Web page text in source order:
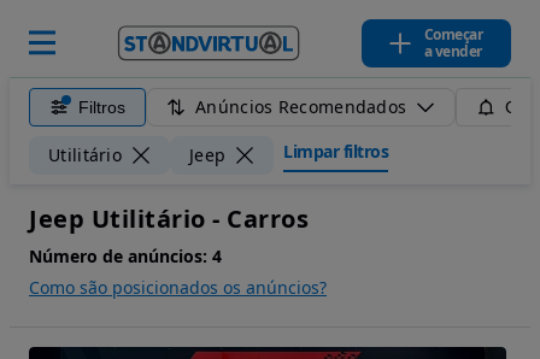
Começar
a vender
Filtros Anúncios Recomendados
Utilitário Jeep Limpar filtros
Jeep Utilitário - Carros
Número de anúncios: 4
Como são posicionados os anúncios?